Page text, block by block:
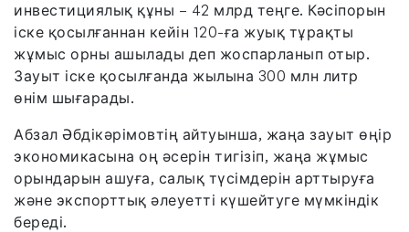
инвестициялық құны – 42 млрд теңге. Кәсіпорын
іске қосылғаннан кейін 120-ға жуық тұрақты
жұмыс орны ашылады деп жоспарланып отыр.
Зауыт іске қосылғанда жылына 300 млн литр
өнім шығарады.
Абзал Әбдікәрімовтің айтуынша, жаңа зауыт өңір
экономикасына оң әсерін тигізіп, жаңа жұмыс
орындарын ашуға, салық түсімдерін арттыруға
және экспорттық әлеуетті күшейтуге мүмкіндік
береді.